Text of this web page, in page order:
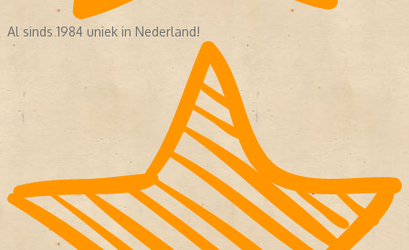
Al sinds 1984 uniek in Nederland!